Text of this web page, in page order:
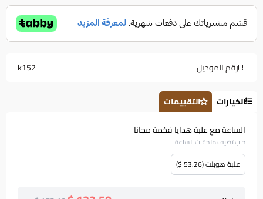
رقم الموديل k152
الخيارات
التقييمات
الساعة مع علبة هدايا فخمة مجانا
حاب تضيف ملحقات الساعة
علبة هوبلت (53.26 $)